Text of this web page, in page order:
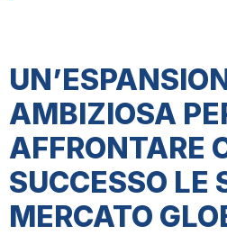
AMBIZIOSA
AFFRONTARE
SUCCESSO LE
MERCATO